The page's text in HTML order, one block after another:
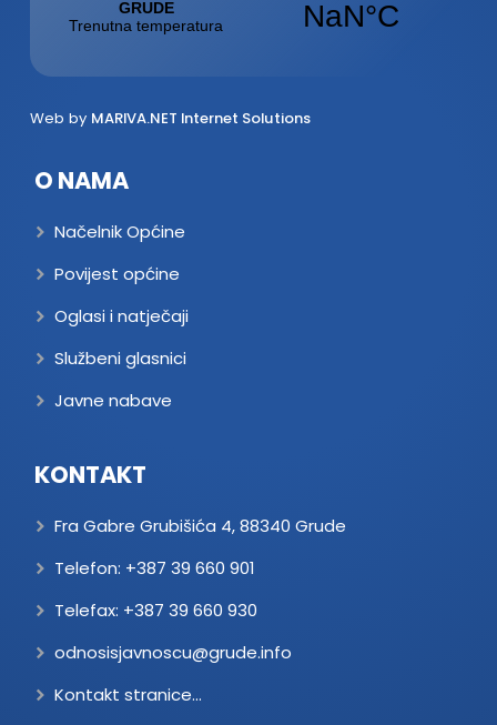
Web by MARIVA.NET Internet Solutions
O NAMA
Načelnik Općine
Povijest općine
Oglasi i natječaji
Službeni glasnici
Javne nabave
KONTAKT
Fra Gabre Grubišića 4, 88340 Grude
Telefon: +387 39 660 901
Telefax: +387 39 660 930
odnosisjavnoscu@grude.info
Kontakt stranice...